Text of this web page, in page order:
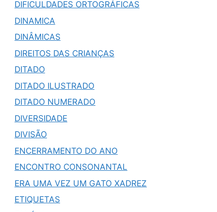
DIFICULDADES ORTOGRÁFICAS
DINAMICA
DINÂMICAS
DIREITOS DAS CRIANÇAS
DITADO
DITADO ILUSTRADO
DITADO NUMERADO
DIVERSIDADE
DIVISÃO
ENCERRAMENTO DO ANO
ENCONTRO CONSONANTAL
ERA UMA VEZ UM GATO XADREZ
ETIQUETAS